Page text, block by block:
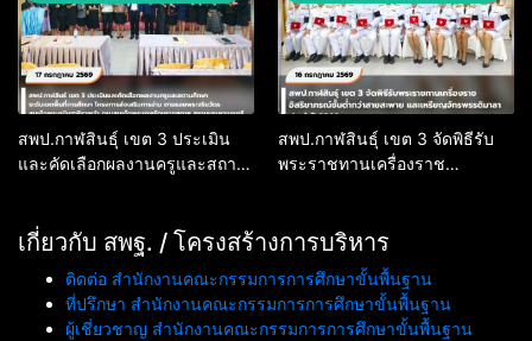
สพป.กาฬสินธุ์ เขต 3 ประเมิน
และคัดเลือกผลงานครูและสถาน
รอยพระจริยวัตร สมเด็จพระ
กนิษฐาธิราชเจ้า กรมสมเด็จพระ
เทพรัตนราชสุดาฯ สยามบรม
ราชกุมารี
สพป.กาฬสินธุ์ เขต 3 จัดพิธีรับ
พระราชทานเครื่องราช
ประจำปี 2568
เกี่ยวกับ สพฐ. / โครงสร้างการบริหาร
ติดต่อ สำนักงานคณะกรรมการการศึกษาขั้นพื้นฐาน
ที่ปรึกษา สำนักงานคณะกรรมการการศึกษาขั้นพื้นฐาน
ผู้เชี่ยวชาญ สำนักงานคณะกรรมการการศึกษาขั้นพื้นฐาน